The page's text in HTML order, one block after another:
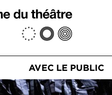
Aller au contenu principal
AVEC LE PUBLIC